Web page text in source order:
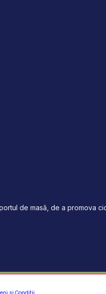
de masă, de a promova